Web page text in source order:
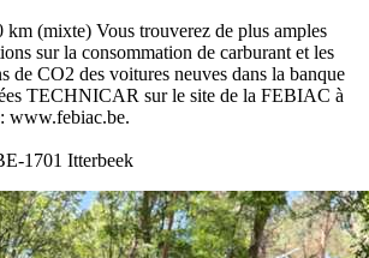
km (mixte) Vous trouverez de plus amples
sur la consommation de carburant et les
de CO2 des voitures neuves dans la banque
TECHNICAR sur le site de la FEBIAC à
www.febiac.be.
1701 Itterbeek